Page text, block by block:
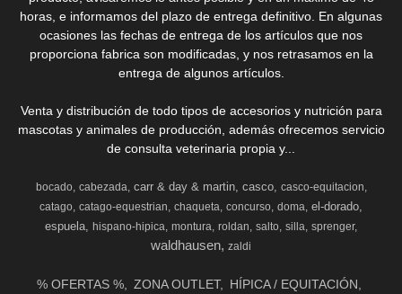
horas, e informamos del plazo de entrega definitivo. En algunas
ocasiones las fechas de entrega de los artículos que nos
proporciona fabrica son modificadas, y nos retrasamos en la
entrega de algunos artículos.
Venta y distribución de todo tipos de accesorios y nutrición para
mascotas y animales de producción, además ofrecemos servicio
de consulta veterinaria propia y...
bocado cabezada carr & day & martin casco
casco-equitacion
catago catago-equestrian chaqueta concurso doma el-dorado
espuela hispano-hipica montura roldan salto silla sprenger
waldhausen zaldi
% OFERTAS % ZONA OUTLET
HÍPICA / EQUITACIÓN